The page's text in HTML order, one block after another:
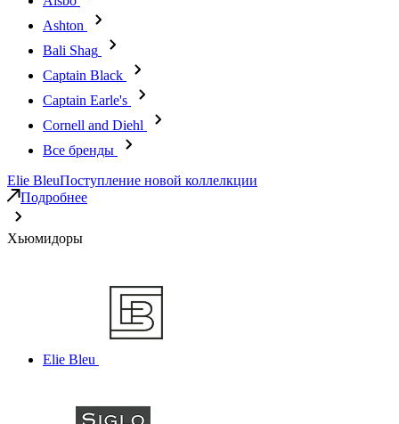
Ashton
Bali Shag
Captain Black
Captain Earle's
Cornell and Diehl
Все бренды
Elie BleuПоступление новой коллелкции
Подробнее
Хьюмидоры
Elie Bleu